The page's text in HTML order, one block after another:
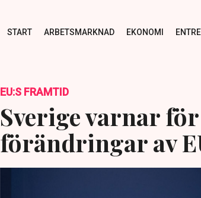
START ARBETSMARKNAD EKONOMI
EU:S FRAMTID
Sverige varnar
förändringar av